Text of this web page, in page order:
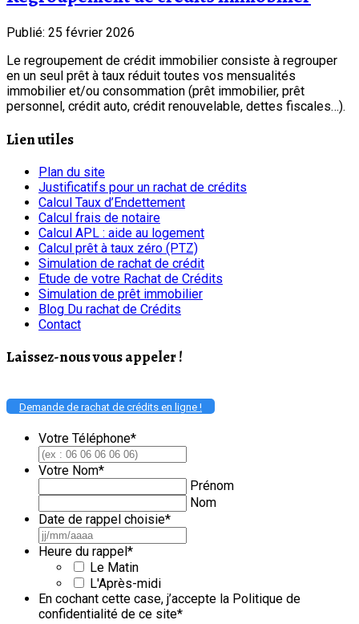
Publié: 25 février 2026
Le regroupement de crédit immobilier consiste à regrouper
en un seul prêt à taux réduit toutes vos mensualités
immobilier et/ou consommation (prêt immobilier, prêt
personnel, crédit auto, crédit renouvelable, dettes fiscales…).
Lien utiles
Plan du site
Justificatifs pour un rachat de crédits
Calcul Taux d’Endettement
Calcul frais de notaire
Calcul APL : aide au logement
Calcul prêt à taux zéro (PTZ)
Simulation de rachat de crédit
Etude de votre Rachat de Crédits
Simulation de prêt immobilier
Blog Du rachat de Crédits
Contact
Laissez-nous vous appeler !
Demande de rachat de crédits en ligne !
Votre Téléphone*
Votre Nom*
Prénom
Nom
Date de rappel choisie*
AAAA
Heure du rappel*
Le Matin
L'Après-midi
En cochant cette case, j’accepte la Politique de
confidentialité de ce site*